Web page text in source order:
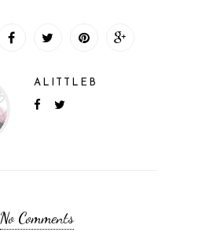
ALITTLEB
No Comments